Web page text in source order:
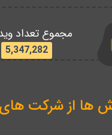
مجموع تعداد
5,347,282
ها از شرکت های